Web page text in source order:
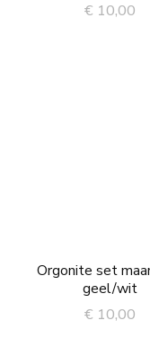
€ 10,00
Orgonite set
geel/wit
€ 10,00